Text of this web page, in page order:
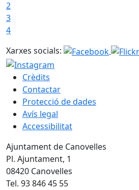
2
3
4
Xarxes socials:
Crèdits
Contactar
Protecció de dades
Avís legal
Accessibilitat
Ajuntament de Canovelles
Pl. Ajuntament, 1
08420 Canovelles
Tel. 93 846 45 55